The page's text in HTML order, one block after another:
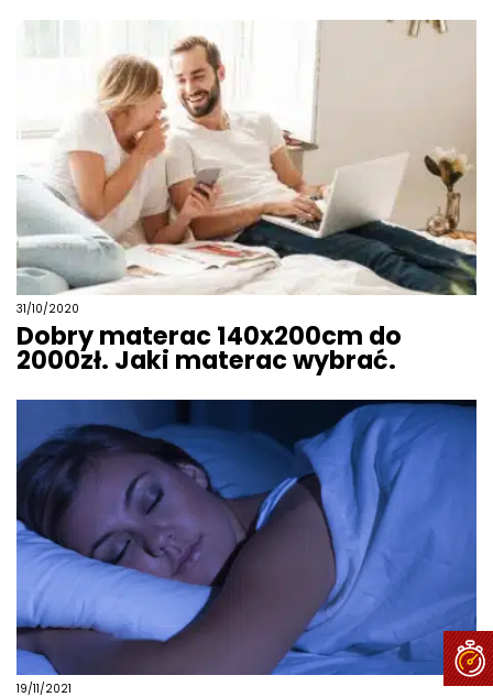
31/10/2020
Dobry materac 140x200cm do
2000zł. Jaki materac wybrać.
19/11/2021